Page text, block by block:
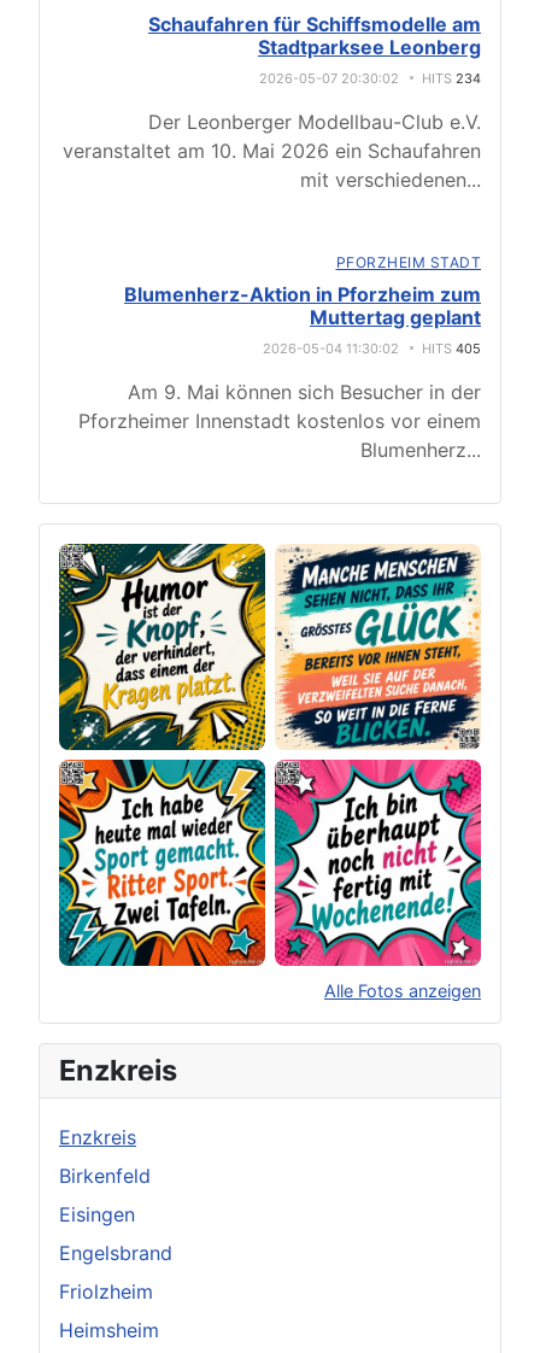
Schaufahren für Schiffsmodelle am
Stadtparksee Leonberg
2026-05-07 20:30:02 HITS 234
Der Leonberger Modellbau-Club e.V.
veranstaltet am 10. Mai 2026 ein Schaufahren
mit verschiedenen...
PFORZHEIM STADT
Blumenherz-Aktion in Pforzheim zum
Muttertag geplant
2026-05-04 11:30:02 HITS 405
Am 9. Mai können sich Besucher in der
Pforzheimer Innenstadt kostenlos vor einem
Blumenherz...
Alle Fotos anzeigen
Original herunterladen
Enzkreis
Enzkreis
Birkenfeld
Eisingen
Engelsbrand
Friolzheim
Heimsheim